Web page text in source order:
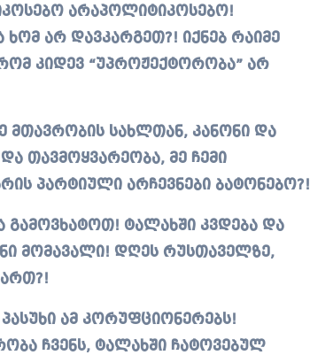
არაპოლიტიკოსებო!
არ დავკარგეთ?! იქნებ რაიმე
კიდევ “უპროჟექტორობა” არ
მთავრობის სახლთან, კანონი და
თავმოყვარეობა, მე ჩემი
პარტიული არჩევნები ბატონებო?!
ტალახში კვდება და
მომავალი! დღეს რუსთაველზე,
ამ კორუფციონერებს!
ჩვენს, ტალახში ჩატოვებულ